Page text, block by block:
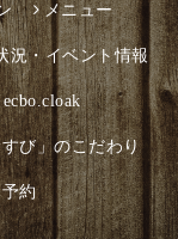
メニュー
況・イベント情報
ecbo.cloak
び」のこだわり
約